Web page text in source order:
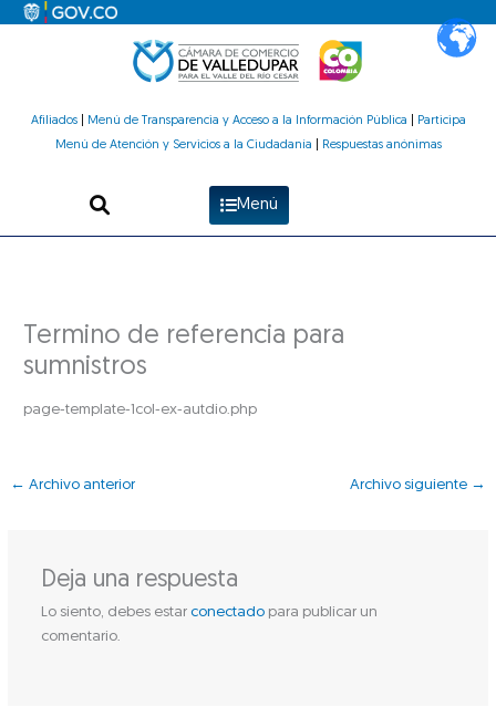
Afiliados| Menú de Transparencia y Acceso a la Información Pública
Participa
Menú de Atención y Servicios a la Ciudadanía
Respuestas anónimas
Menú
Termino de referencia para
sumnistros
page-template-1col-ex-autdio.php
← Archivo anterior Archivo siguiente →
Deja una respuesta
Lo siento, debes estar conectadopara publicar un
comentario.